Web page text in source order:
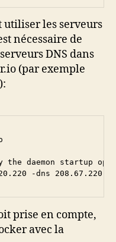
utiliser les serveurs
nécessaire de
DNS dans
(par exemple
):
the daemon startup
prise en compte,
avec la